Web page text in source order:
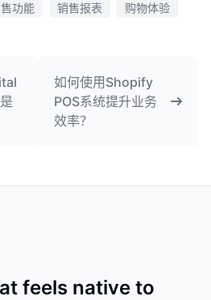
功能 销售报表 购物体验
如何使用Shopify
POS系统提升业务
效率？
feels native to